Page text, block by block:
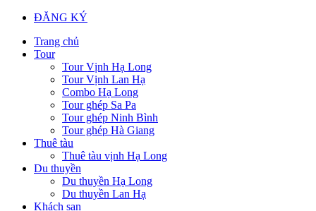
ĐĂNG KÝ
Trang chủ
Tour
Tour Vịnh Hạ Long
Tour Vịnh Lan Hạ
Combo Hạ Long
Tour ghép Sa Pa
Tour ghép Ninh Bình
Tour ghép Hà Giang
Thuê tàu
Thuê tàu vịnh Hạ Long
Du thuyền
Du thuyền Hạ Long
Du thuyền Lan Hạ
Khách sạn